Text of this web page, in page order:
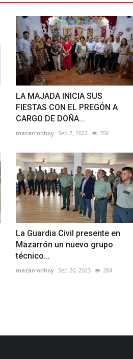
LA MAJADA INICIA SUS
FIESTAS CON EL PREGÓN A
CARGO DE DOÑA...
mazarronhoy Sep 7, 2022 356
La Guardia Civil presente en
Mazarrón un nuevo grupo
técnico...
mazarronhoy Sep 20, 2023 284